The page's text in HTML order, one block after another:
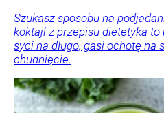
Szukasz sposobu na
koktajl z przepisu dietetyka to
syci na długo, gasi ochotę na
chudnięcie.